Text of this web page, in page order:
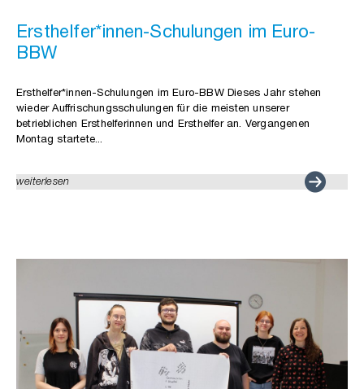
Ersthelfer*innen-Schulungen im Euro-
BBW
Ersthelfer*innen-Schulungen im Euro-BBW Dieses Jahr stehen
wieder Auffrischungsschulungen für die meisten unserer
betrieblichen Ersthelferinnen und Ersthelfer an. Vergangenen
Montag startete...
weiterlesen